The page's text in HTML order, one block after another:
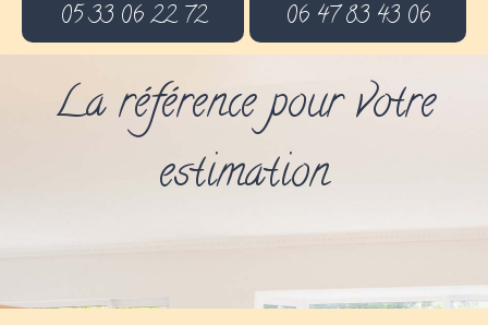
05 33 06 22 72 06 47 83 43 06
La référence pour votre
estimation